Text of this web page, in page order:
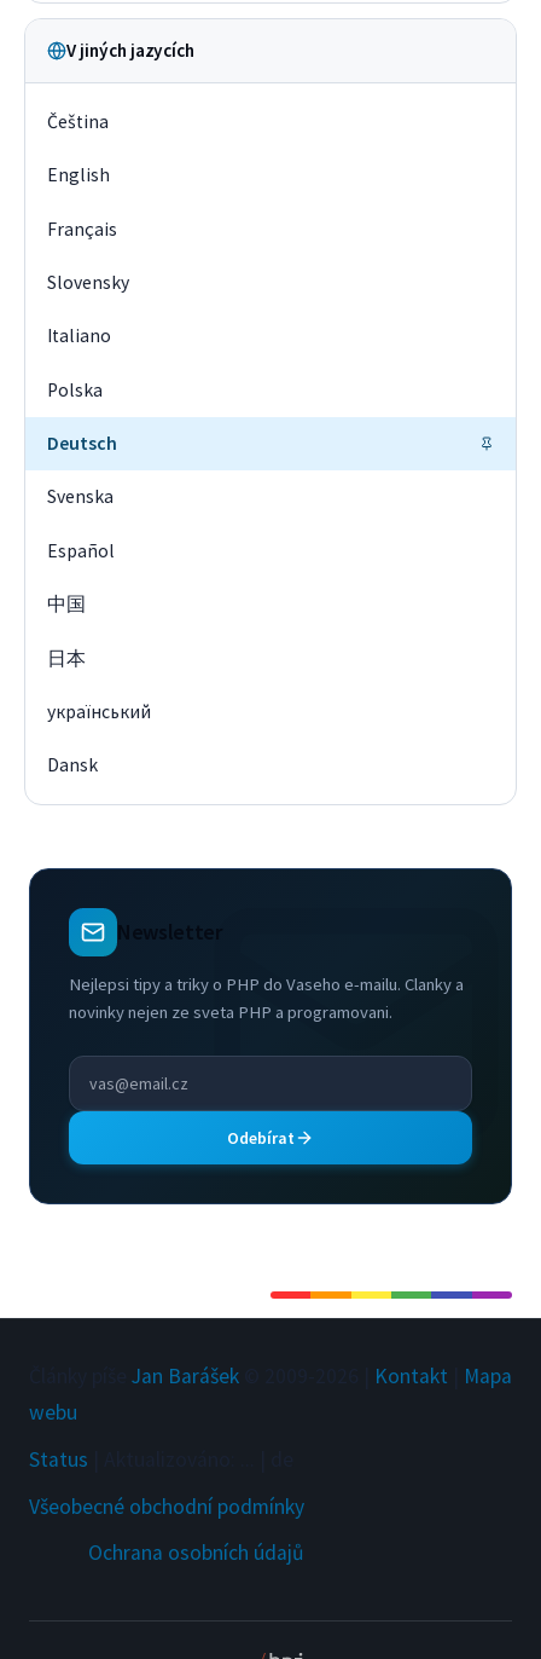
V jiných jazycích
Čeština
English
Français
Slovensky
Italiano
Polska
Deutsch
Svenska
Español
中国
日本
український
Dansk
Newsletter
Nejlepsi tipy a triky o PHP do Vaseho e-mailu. Clanky a
novinky nejen ze sveta PHP a programovani.
Odebírat
Jan Barášek Kontakt
Mapa
webu
Status
Všeobecné obchodní podmínky
Ochrana osobních údajů